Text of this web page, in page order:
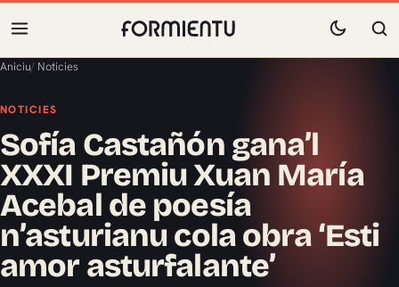
Aniciu/ Noticies
NOTICIES
Sofía Castañón gana’l
XXXI Premiu Xuan María
Acebal de poesía
n’asturianu cola obra ‘Esti
amor asturfalante’